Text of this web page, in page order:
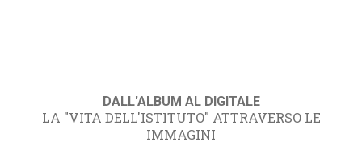
DALL'ALBUM AL DIGITALE
LA "VITA DELL'ISTITUTO" ATTRAVERSO LE
IMMAGINI